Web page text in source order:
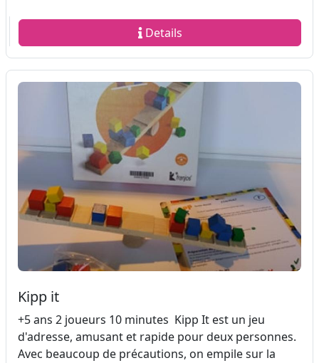
Details
Kipp it
+5 ans 2 joueurs 10 minutes Kipp It est un jeu
d'adresse, amusant et rapide pour deux personnes.
Avec beaucoup de précautions, on empile sur la